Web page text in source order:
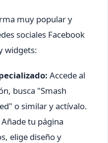
muy popular y
sociales Facebook
widgets:
Accede al
busca "Smash
o similar y actívalo.
Añade tu página
elige diseño y